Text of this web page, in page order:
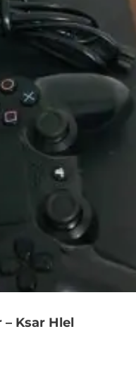
– Ksar Hlel